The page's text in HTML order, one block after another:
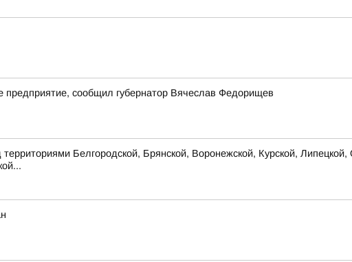
сообщил губернатор Вячеслав Федорищев
Белгородской, Брянской, Воронежской, Курской, Липецкой,